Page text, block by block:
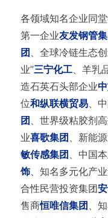
各领域知名企业同
第一企业友发钢管集
团 、全球冷链生态
业”三宁化工、羊乳
造石英石头部企业
位和纵联横贸易、
团 、世界级粘胶剂
业喜歌集团 、新能
敏传感集团 、中国
饰、知名多元化产
合性民营投资集团
售商恒唯信集团 、